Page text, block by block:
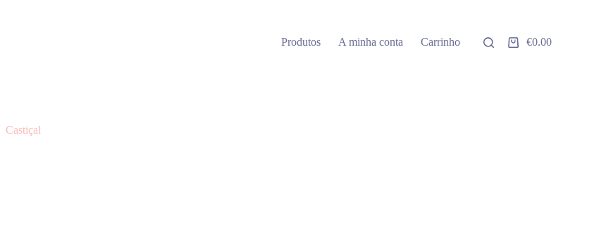
Produtos A minha conta Carrinho
Carrinho
€0.00
Castiçal